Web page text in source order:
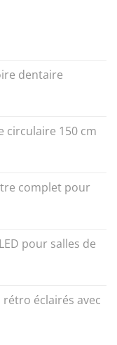
dentaire
circulaire 150 cm
complet pour
pour salles de
rétro éclairés avec